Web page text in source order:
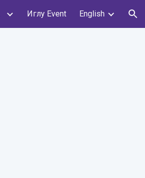
Иглу Event English